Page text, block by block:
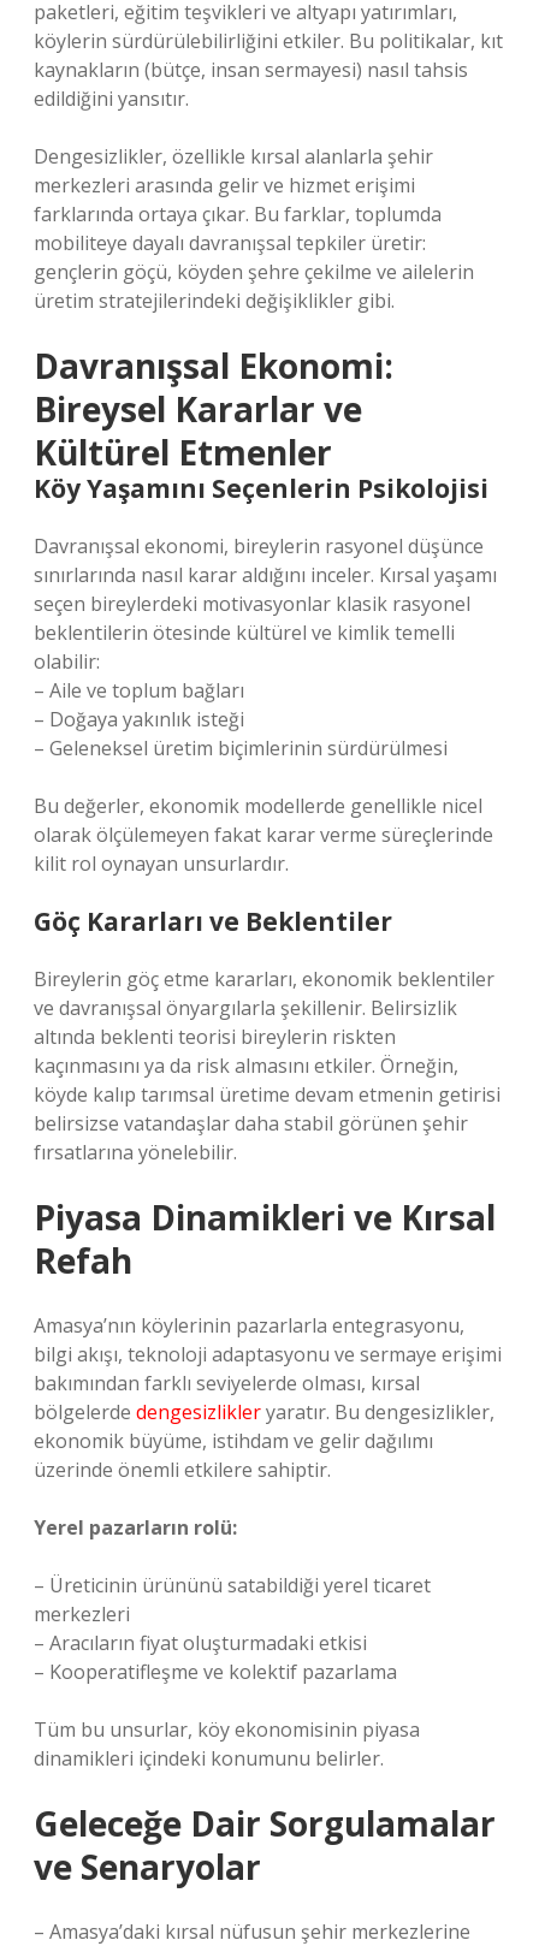
paketleri, eğitim teşvikleri ve altyapı yatırımları,
köylerin sürdürülebilirliğini etkiler. Bu politikalar, kıt
kaynakların (bütçe, insan sermayesi) nasıl tahsis
edildiğini yansıtır.
Dengesizlikler, özellikle kırsal alanlarla şehir
merkezleri arasında gelir ve hizmet erişimi
farklarında ortaya çıkar. Bu farklar, toplumda
mobiliteye dayalı davranışsal tepkiler üretir:
gençlerin göçü, köyden şehre çekilme ve ailelerin
üretim stratejilerindeki değişiklikler gibi.
Davranışsal Ekonomi:
Bireysel Kararlar ve
Kültürel Etmenler
Köy Yaşamını Seçenlerin Psikolojisi
Davranışsal ekonomi, bireylerin rasyonel düşünce
sınırlarında nasıl karar aldığını inceler. Kırsal yaşamı
seçen bireylerdeki motivasyonlar klasik rasyonel
beklentilerin ötesinde kültürel ve kimlik temelli
olabilir:
– Aile ve toplum bağları
– Doğaya yakınlık isteği
– Geleneksel üretim biçimlerinin sürdürülmesi
Bu değerler, ekonomik modellerde genellikle nicel
olarak ölçülemeyen fakat karar verme süreçlerinde
kilit rol oynayan unsurlardır.
Göç Kararları ve Beklentiler
Bireylerin göç etme kararları, ekonomik beklentiler
ve davranışsal önyargılarla şekillenir. Belirsizlik
altında beklenti teorisi bireylerin riskten
kaçınmasını ya da risk almasını etkiler. Örneğin,
köyde kalıp tarımsal üretime devam etmenin getirisi
belirsizse vatandaşlar daha stabil görünen şehir
fırsatlarına yönelebilir.
Piyasa Dinamikleri ve Kırsal
Refah
Amasya’nın köylerinin pazarlarla entegrasyonu,
bilgi akışı, teknoloji adaptasyonu ve sermaye erişimi
bakımından farklı seviyelerde olması, kırsal
bölgelerde dengesizlikleryaratır. Bu dengesizlikler,
ekonomik büyüme, istihdam ve gelir dağılımı
üzerinde önemli etkilere sahiptir.
Yerel pazarların rolü:
– Üreticinin ürününü satabildiği yerel ticaret
merkezleri
– Aracıların fiyat oluşturmadaki etkisi
– Kooperatifleşme ve kolektif pazarlama
Tüm bu unsurlar, köy ekonomisinin piyasa
dinamikleri içindeki konumunu belirler.
Geleceğe Dair Sorgulamalar
ve Senaryolar
– Amasya’daki kırsal nüfusun şehir merkezlerine